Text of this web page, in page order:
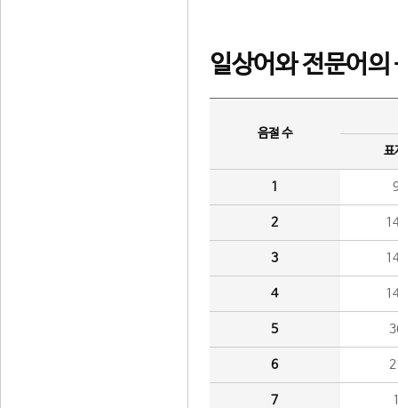
일상어와 전문어의
음절 수
표
1
2
3
4
5
6
7